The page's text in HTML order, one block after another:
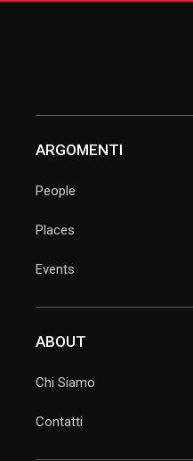
ARGOMENTI
People
Places
Events
ABOUT
Chi Siamo
Contatti